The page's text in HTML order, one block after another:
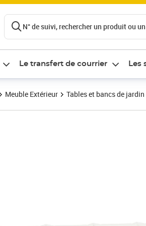
N° de suivi, rechercher un produit ou
Le transfert de courrier Les
Meuble Extérieur Tables et bancs de jardin